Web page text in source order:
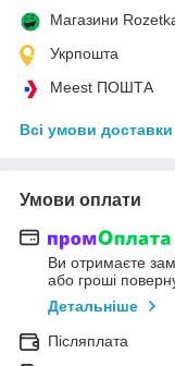
Магазини
Укрпошта
Meest ПОШТА
Всі умови доставки
Умови оплати
Ви отримаєте
або гроші
Детальніше
Післяплата